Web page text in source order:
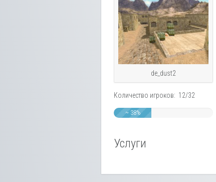
de_dust2
Количество игроков: 12/32
~ 38%
Услуги